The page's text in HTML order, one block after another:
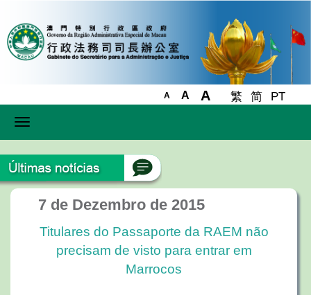
A A A 繁 简 PT
Toggle
navigation
7 de Dezembro de 2015
Titulares do Passaporte da RAEM não
precisam de visto para entrar em
Marrocos